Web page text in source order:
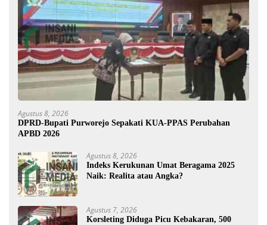
Agustus 8, 2026
DPRD-Bupati Purworejo Sepakati KUA-PPAS Perubahan
APBD 2026
Agustus 8, 2026
Indeks Kerukunan Umat Beragama 2025
Naik: Realita atau Angka?
Agustus 7, 2026
Korsleting Diduga Picu Kebakaran, 500